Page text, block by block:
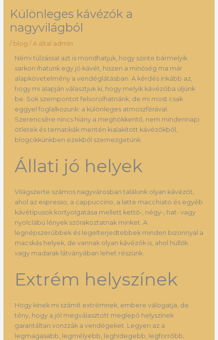
Különleges kávézók a
nagyvilágból
/ blog / A által admin
Némi túlzással azt is mondhatjuk, hogy szinte bármelyik
sarkon ihatunk egy jó kávét, hiszen a minőség ma már
alapkövetelmény a vendéglátásban. A kérdés inkább az,
hogy mi alapján választjuk ki, hogy melyik kávézóba üljünk
be. Sok szempontot felsorolhatnánk, de mi most csak
eggyel foglalkozunk: a különleges atmoszférával.
Szerencsére nincs hiány a meghökkentő, nem mindennapi
ötletek és tematikák mentén kialakított kávézókból,
blogcikkünkben ezekből szemezgetünk.
Állati jó helyek
Világszerte számos nagyvárosban találunk olyan kávézót,
ahol az espresso, a cappuccino, a latte macchiato és egyéb
kávétípusok kortyolgatása mellett kettő-, négy-, hat- vagy
nyolclábú lények szórakoztatnak minket. A
legnépszerűbbek és legelterjedtebbek minden bizonnyal a
macskás helyek, de vannak olyan kávézók is, ahol hüllők
vagy madarak látványában lehet részünk.
Extrém helyszínek
Hogy kinek mi számít extrémnek, embere válogatja, de
tény, hogy a jól megválasztott meglepő helyszínek
garantáltan vonzzák a vendégeket. Legyen az a
legmagasabb, legmélyebb, leghidegebb, legforróbb,